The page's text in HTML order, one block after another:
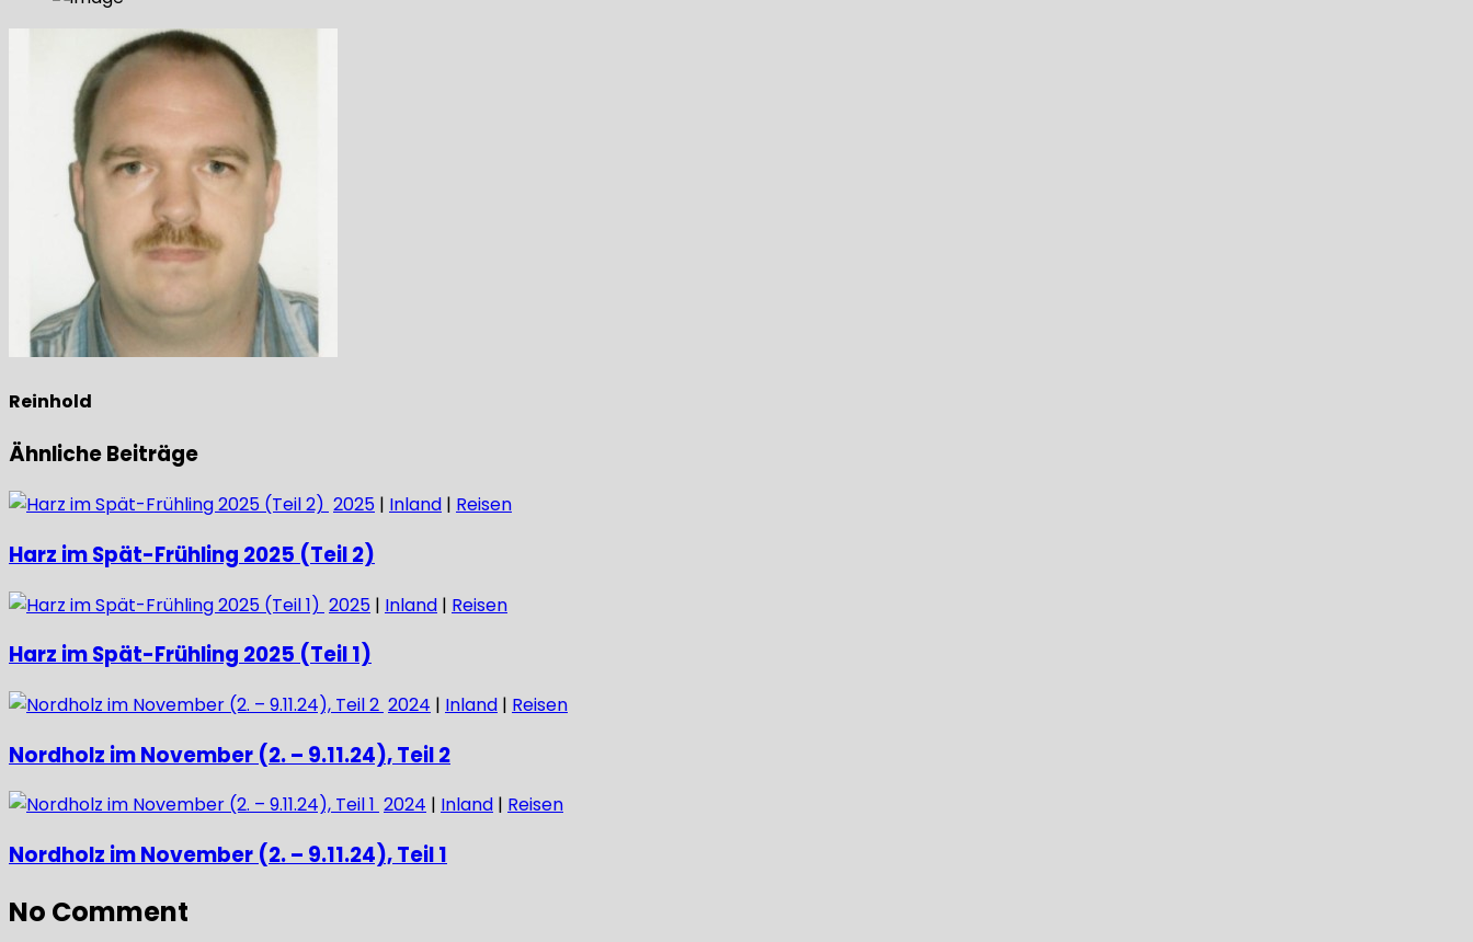
Reinhold
Ähnliche Beiträge
2025 | Inland | Reisen
Harz im Spät-Frühling 2025 (Teil 2)
2025 | Inland | Reisen
Harz im Spät-Frühling 2025 (Teil 1)
2024 | Inland | Reisen
Nordholz im November (2. – 9.11.24), Teil 2
2024 | Inland | Reisen
Nordholz im November (2. – 9.11.24), Teil 1
No Comment